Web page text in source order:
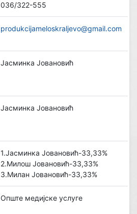
036/322-555
produkcijameloskraljevo@gmail.com
Јасминка Јовановић
Јасминка Јовановић
1.Јасминка Јовановић-33,33%
2.Милош Јовановић-33,33%
3.Милан Јовановић-33,33%
Опште медијске услуге